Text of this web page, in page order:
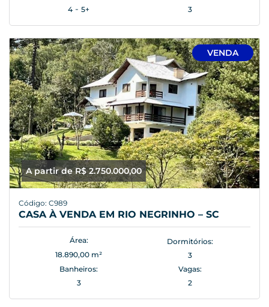
4 -5+ 3
A partir de R$ 2.750.000,00
VENDA
Código: C989
CASA À VENDA EM RIO NEGRINHO – SC
Área:
18.890,00 m²
Dormitórios:
3
Banheiros:
3
Vagas:
2